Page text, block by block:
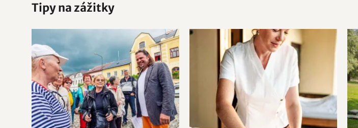
Tipy na zážitky